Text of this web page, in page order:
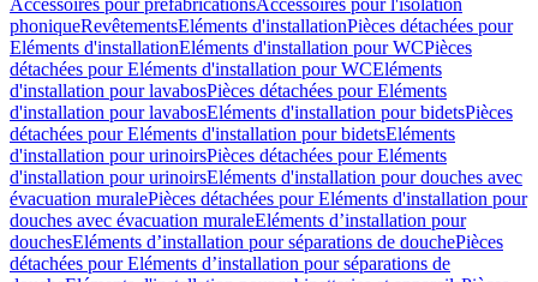
Accessoires pour préfabricationsAccessoires pour l'isolation
phoniqueRevêtementsEléments d'installationPièces détachées pour
Eléments d'installationEléments d'installation pour WCPièces
détachées pour Eléments d'installation pour WCEléments
d'installation pour lavabosPièces détachées pour Eléments
d'installation pour lavabosEléments d'installation pour bidetsPièces
détachées pour Eléments d'installation pour bidetsEléments
d'installation pour urinoirsPièces détachées pour Eléments
d'installation pour urinoirsEléments d'installation pour douches avec
évacuation muralePièces détachées pour Eléments d'installation pour
douches avec évacuation muraleEléments d’installation pour
douchesEléments d’installation pour séparations de douchePièces
détachées pour Eléments d’installation pour séparations de